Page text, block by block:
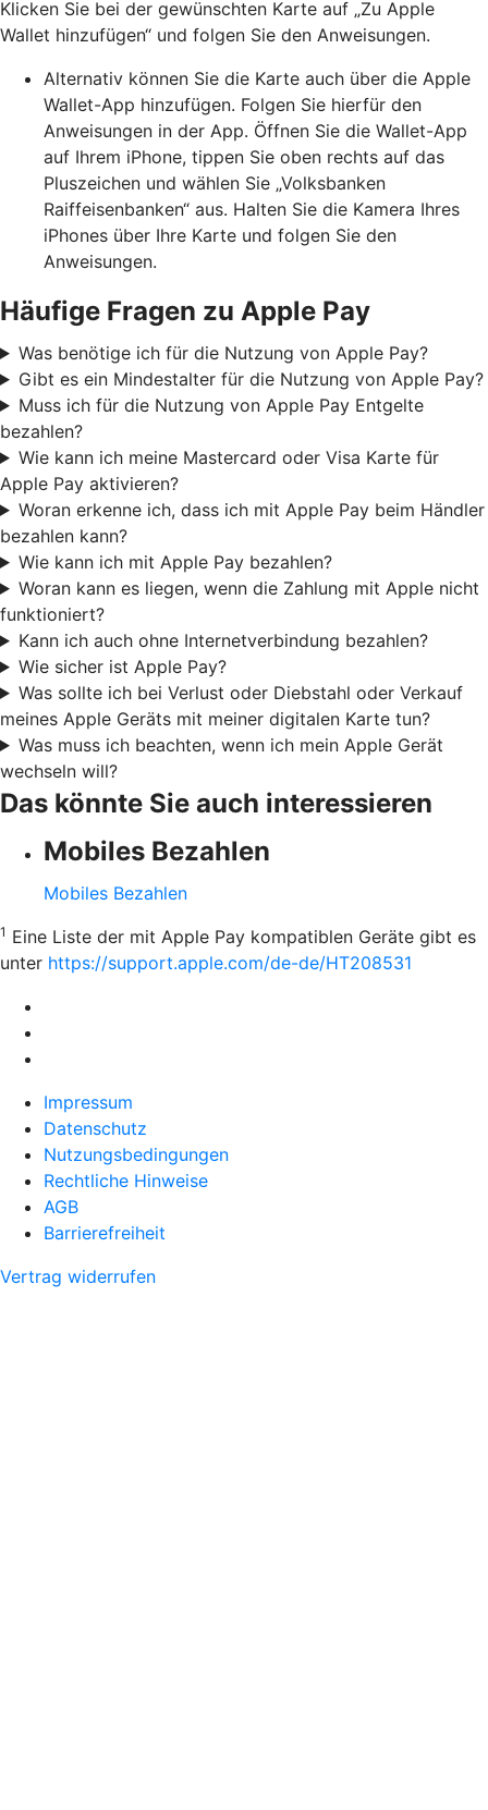
Klicken Sie bei der gewünschten Karte auf „Zu Apple
Wallet hinzufügen“ und folgen Sie den Anweisungen.
Alternativ können Sie die Karte auch über die Apple
Wallet-App hinzufügen. Folgen Sie hierfür den
Anweisungen in der App. Öffnen Sie die Wallet-App
auf Ihrem iPhone, tippen Sie oben rechts auf das
Pluszeichen und wählen Sie „Volksbanken
Raiffeisenbanken“ aus. Halten Sie die Kamera Ihres
iPhones über Ihre Karte und folgen Sie den
Anweisungen.
Häufige Fragen zu Apple Pay
Was benötige ich für die Nutzung von Apple Pay?
Gibt es ein Mindestalter für die Nutzung von Apple Pay?
Muss ich für die Nutzung von Apple Pay Entgelte
bezahlen?
Wie kann ich meine Mastercard oder Visa Karte für
Apple Pay aktivieren?
Woran erkenne ich, dass ich mit Apple Pay beim Händler
bezahlen kann?
Wie kann ich mit Apple Pay bezahlen?
Woran kann es liegen, wenn die Zahlung mit Apple nicht
funktioniert?
Kann ich auch ohne Internetverbindung bezahlen?
Wie sicher ist Apple Pay?
Was sollte ich bei Verlust oder Diebstahl oder Verkauf
meines Apple Geräts mit meiner digitalen Karte tun?
Was muss ich beachten, wenn ich mein Apple Gerät
wechseln will?
Das könnte Sie auch interessieren
Mobiles Bezahlen
Mobiles Bezahlen
1 Eine Liste der mit Apple Pay kompatiblen Geräte gibt es
unter https://support.apple.com/de-de/HT208531
Impressum
Datenschutz
Nutzungsbedingungen
Rechtliche Hinweise
AGB
Barrierefreiheit
Vertrag widerrufen